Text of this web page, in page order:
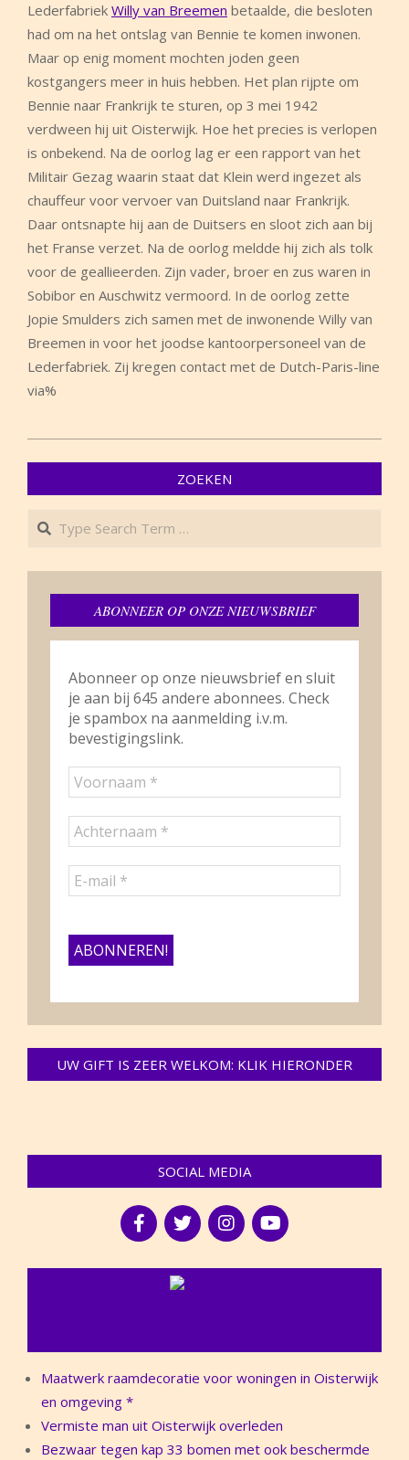
Lederfabriek Willy van Breemen betaalde, die besloten
had om na het ontslag van Bennie te komen inwonen.
Maar op enig moment mochten joden geen
kostgangers meer in huis hebben. Het plan rijpte om
Bennie naar Frankrijk te sturen, op 3 mei 1942
verdween hij uit Oisterwijk. Hoe het precies is verlopen
is onbekend. Na de oorlog lag er een rapport van het
Militair Gezag waarin staat dat Klein werd ingezet als
chauffeur voor vervoer van Duitsland naar Frankrijk.
Daar ontsnapte hij aan de Duitsers en sloot zich aan bij
het Franse verzet. Na de oorlog meldde hij zich als tolk
voor de geallieerden. Zijn vader, broer en zus waren in
Sobibor en Auschwitz vermoord. In de oorlog zette
Jopie Smulders zich samen met de inwonende Willy van
Breemen in voor het joodse kantoorpersoneel van de
Lederfabriek. Zij kregen contact met de Dutch-Paris-line
via%
01
ZOEKEN
Search
ABONNEER OP ONZE NIEUWSBRIEF
Abonneer op onze nieuwsbrief en sluit
je aan bij 645 andere abonnees. Check
je spambox na aanmelding i.v.m.
bevestigingslink.
UW GIFT IS ZEER WELKOM: KLIK HIERONDER
SOCIAL MEDIA
Maatwerk raamdecoratie voor woningen in Oisterwijk
en omgeving *
Vermiste man uit Oisterwijk overleden
Bezwaar tegen kap 33 bomen met ook beschermde